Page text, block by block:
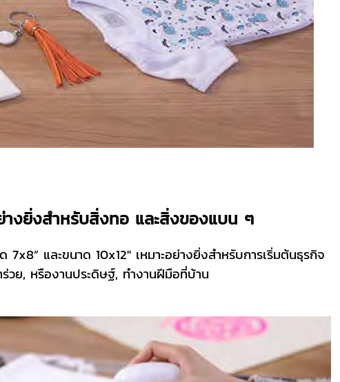
างยิ่งสำหรับสิ่งทอ และสิ่งของแบน ๆ
และขนาด 10x12" เหมาะอย่างยิ่งสำหรับการเริ่มต้นธุรกิจ
ย, หรืองานประดิษฐ์, ทำงานฝีมือที่บ้าน